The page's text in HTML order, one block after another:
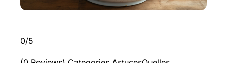
0/5